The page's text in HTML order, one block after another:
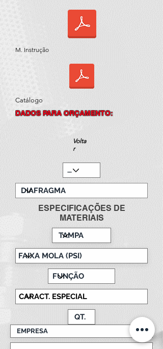
M. Instrução
Catálogo
DADOS PARA ORÇAMENTO:
Volta
r
ESPECIFICAÇÕES DE
MATERIAIS